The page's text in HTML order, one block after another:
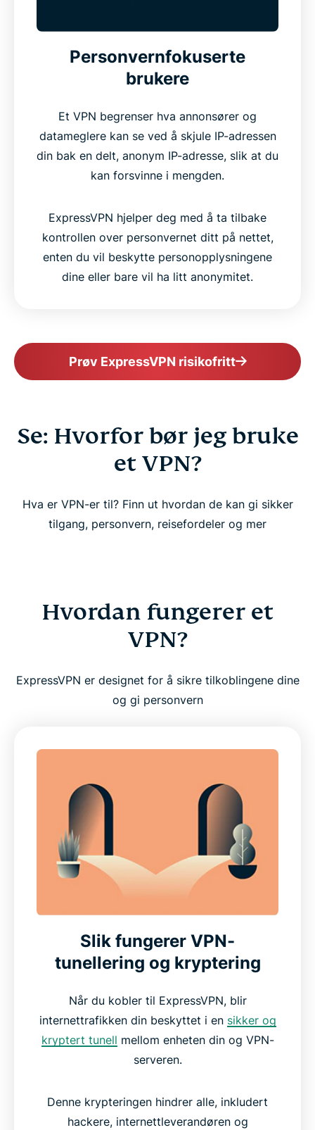
Personvernfokuserte
brukere
Et VPN begrenser hva annonsører og
datameglere kan se ved å skjule IP-adressen
din bak en delt, anonym IP-adresse, slik at du
kan forsvinne i mengden.
ExpressVPN hjelper deg med å ta tilbake
kontrollen over personvernet ditt på nettet,
enten du vil beskytte personopplysningene
dine eller bare vil ha litt anonymitet.
Prøv ExpressVPN risikofritt
Se: Hvorfor bør jeg bruke
et VPN?
Hva er VPN-er til? Finn ut hvordan de kan gi sikker
tilgang, personvern, reisefordeler og mer
Hvordan fungerer et
VPN?
ExpressVPN er designet for å sikre tilkoblingene dine
og gi personvern
Slik fungerer VPN-
tunellering og kryptering
Når du kobler til ExpressVPN, blir
internettrafikken din beskyttet i en sikker og
kryptert tunell mellom enheten din og VPN-
serveren.
Denne krypteringen hindrer alle, inkludert
hackere, internettleverandøren og